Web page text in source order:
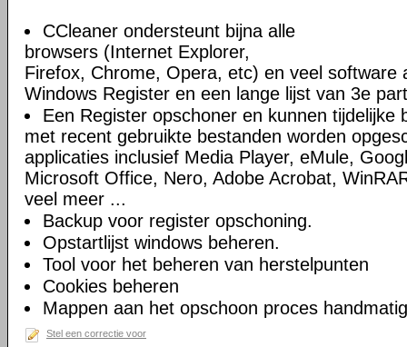
CCleaner ondersteunt bijna alle
browsers (Internet Explorer,
Firefox, Chrome, Opera, etc) en veel software
Windows Register en een lange lijst van 3e
Een Register opschoner en kunnen tijdelijke
met recent gebruikte bestanden worden
applicaties inclusief Media Player, eMule,
Microsoft Office, Nero, Adobe Acrobat,
veel meer ...
Backup voor register opschoning.
Opstartlijst windows beheren.
Tool voor het beheren van herstelpunten
Cookies beheren
Mappen aan het opschoon proces
Stel een correctie voor